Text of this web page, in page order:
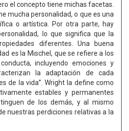
el concepto tiene michas facetas.
mucha personalidad, o que es una
o artística. Por otra parte, hay
lo que significa que la
diferentes. Una buena
es la Mischel, que se refiere a los
incluyendo emociones y
la adaptación de cada
de la vida”. Wright la define como
estables y permanentes
de los demás, y al mismo
nuestras perdiciones relativas a la